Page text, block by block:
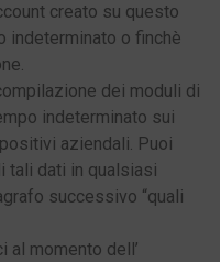
creato su questo
indeterminato o finchè
dei moduli di
indeterminato sui
aziendali. Puoi
tali dati in qualsiasi
successivo “quali
al momento dell’